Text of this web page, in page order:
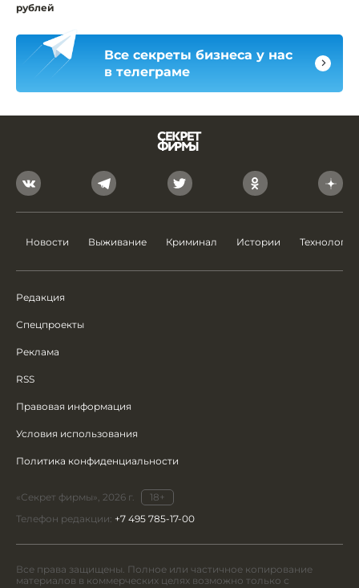
рублей
Все секреты бизнеса у нас
в телеграме
Новости Выживание Криминал Истории Технологии
Редакция
Спецпроекты
Реклама
RSS
Правовая информация
Условия использования
Политика конфиденциальности
«Секрет фирмы», 2026 г.
18+
Телефон редакции: +7 495 785-17-00
Все права защищены. Полное или частичное копирование
материалов в коммерческих целях возможно только с